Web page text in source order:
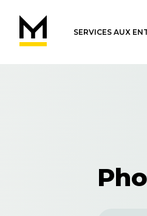
SERVICES AUX